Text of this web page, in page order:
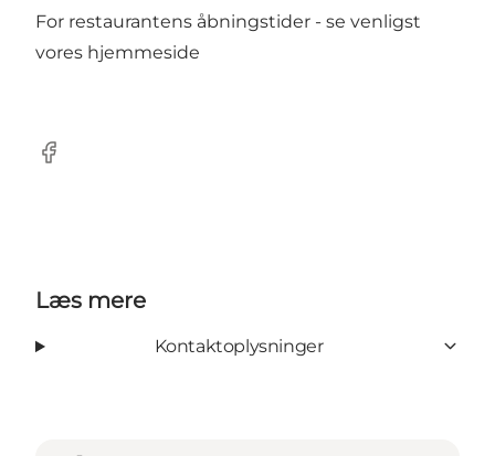
For restaurantens åbningstider - se venligst
vores hjemmeside
Facebook
Læs mere
Kontaktoplysninger